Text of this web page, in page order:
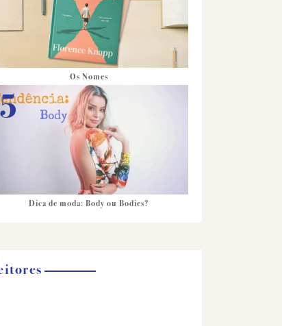
Os Nomes
Dica de moda: Body ou Bodies?